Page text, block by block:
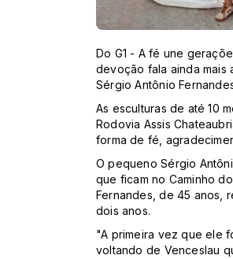
Do G1 - A fé une
devoção fala ainda mais
Sérgio Antônio
As esculturas de até 10
Rodovia Assis
forma de fé,
O pequeno Sérgio
que ficam no Caminho
Fernandes, de 45 anos,
dois anos.
"A primeira vez que ele
voltando de Venceslau